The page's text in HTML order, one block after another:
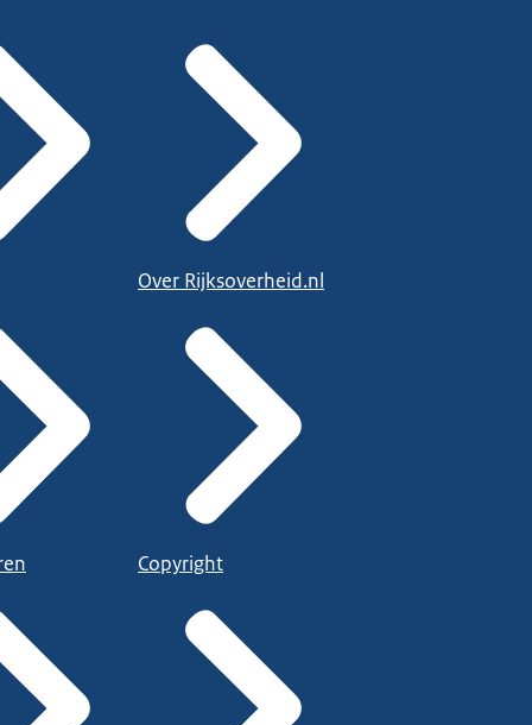
Over Rijksoverheid.nl
Copyright